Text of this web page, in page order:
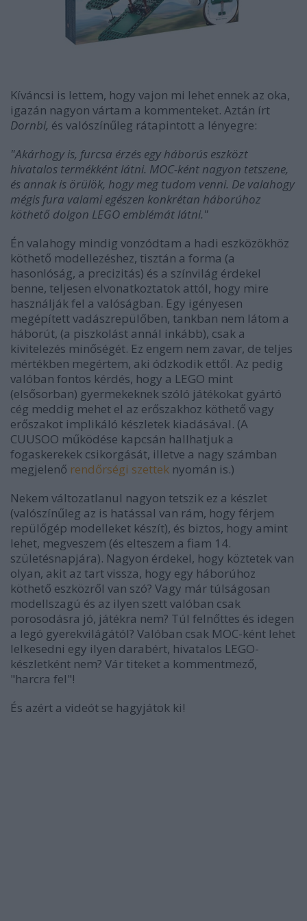
Kíváncsi is lettem, hogy vajon mi lehet ennek az oka,
igazán nagyon vártam a kommenteket. Aztán írt
Dornbi, és valószínűleg rátapintott a lényegre:
"Akárhogy is, furcsa érzés egy háborús eszközt
hivatalos termékként látni. MOC-ként nagyon tetszene,
és annak is örülök, hogy meg tudom venni. De valahogy
mégis fura valami egészen konkrétan háborúhoz
köthető dolgon LEGO emblémát látni."
Én valahogy mindig vonzódtam a hadi eszközökhöz
köthető modellezéshez, tisztán a forma (a
hasonlóság, a precizitás) és a színvilág érdekel
benne, teljesen elvonatkoztatok attól, hogy mire
használják fel a valóságban. Egy igényesen
megépített vadászrepülőben, tankban nem látom a
háborút, (a piszkolást annál inkább), csak a
kivitelezés minőségét. Ez engem nem zavar, de teljes
mértékben megértem, aki ódzkodik ettől. Az pedig
valóban fontos kérdés, hogy a LEGO mint
(elsősorban) gyermekeknek szóló játékokat gyártó
cég meddig mehet el az erőszakhoz köthető vagy
erőszakot implikáló készletek kiadásával. (A
CUUSOO működése kapcsán hallhatjuk a
fogaskerekek csikorgását, illetve a nagy számban
megjelenő rendőrségi szettek nyomán is.)
Nekem változatlanul nagyon tetszik ez a készlet
(valószínűleg az is hatással van rám, hogy férjem
repülőgép modelleket készít), és biztos, hogy amint
lehet, megveszem (és elteszem a fiam 14.
születésnapjára). Nagyon érdekel, hogy köztetek van
olyan, akit az tart vissza, hogy egy háborúhoz
köthető eszközről van szó? Vagy már túlságosan
modellszagú és az ilyen szett valóban csak
porosodásra jó, játékra nem? Túl felnőttes és idegen
a legó gyerekvilágától? Valóban csak MOC-ként lehet
lelkesedni egy ilyen darabért, hivatalos LEGO-
készletként nem? Vár titeket a kommentmező,
"harcra fel"!
És azért a videót se hagyjátok ki!